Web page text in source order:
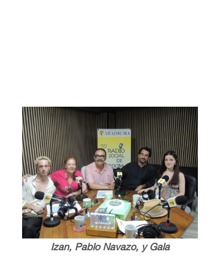
Izan, Pablo Navazo, y Gala